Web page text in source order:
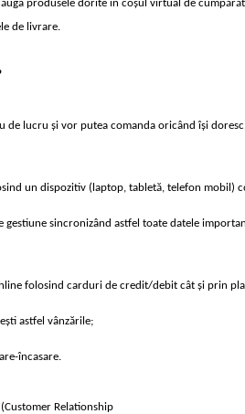
produsele dorite în coșul virtual de
de livrare.
lucru și vor putea comanda oricând își
un dispozitiv (laptop, tabletă, telefon mobil)
gestiune sincronizând astfel toate datele
folosind carduri de credit/debit cât și prin
astfel vânzările;
încasare.
(Customer Relationship